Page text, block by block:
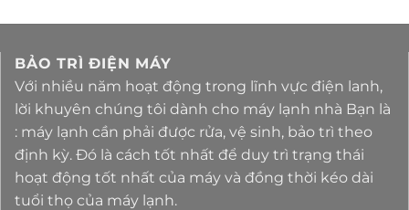
BẢO TRÌ ĐIỆN MÁY
Với nhiều năm hoạt động trong lĩnh vực điện lanh,
lời khuyên chúng tôi dành cho máy lạnh nhà Bạn là
: máy lạnh cần phải được rửa, vệ sinh, bảo trì theo
định kỳ. Đó là cách tốt nhất để duy trì trạng thái
hoạt động tốt nhất của máy và đồng thời kéo dài
tuổi thọ của máy lạnh.